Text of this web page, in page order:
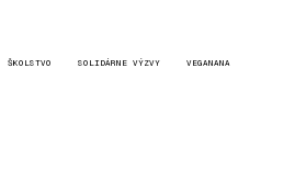
ŠKOLSTVO SOLIDÁRNE VÝZVY VEGANANA